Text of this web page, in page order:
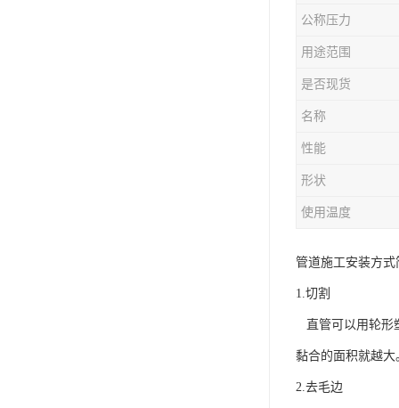
公称压力
用途范围
是否现货
名称
性能
形状
使用温度
管道施工安装方式
1.切割
直管可以用轮形
黏合的面积就越大
2.去毛边